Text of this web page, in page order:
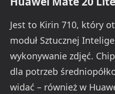
Jest to Kirin 710, który
moduł Sztucznej
wykonywanie zdjęć.
dla potrzeb
widać – również w